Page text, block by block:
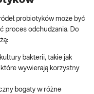
probiotyków może być
proces odchudzania. Do
bakterii, takie jak
wywierają korzystny
bogaty w różne